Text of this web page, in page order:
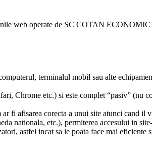
web operate de SC COTAN
terminalul mobil sau alte
Chrome etc.) si este complet “pasiv” (nu
fi afisarea corecta a unui site atunci cand il
nationala, etc.), permiterea accesului in
astfel incat sa le poata face mai eficiente